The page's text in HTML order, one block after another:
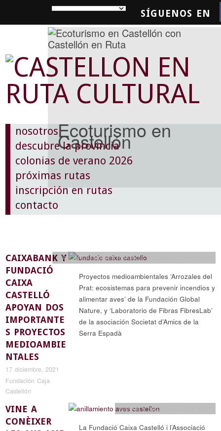
SÍGUENOS EN
Ecoturismo en
Castellón
nosotros
descubre la provincia
colonias de verano 2026
próximas rutas
inscripción en rutas
contacto
CAIXABANK Y
FUNDACIÓ
CAIXA
CASTELLÓ
APOYAN DOS
IMPORTANTE
S PROYECTOS
MEDIOAMBIE
NTALES
17 diciembre, 2021
Fundación Caja
Castellón
Ciencia y naturaleza,Etnología y artesanía
Proyectos medioambientales ‘Arrozales del
Prat: ecosistemas para prevenir incendios y
alimentar aves’ de la Fundación Global
Nature, y ‘Laboratorio de Fibras FibresLab’
de la asociación Societat d’Amics de la
Serra Espadà
VINE A
CONÈIXER
Ciencia y naturaleza
La Fundació Caixa Castelló i l’Associació